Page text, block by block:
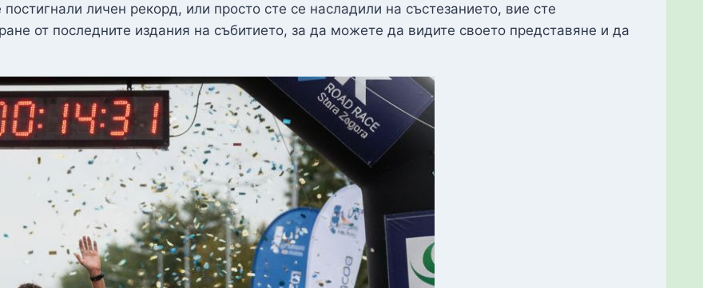
личен рекорд, или просто сте се насладили на състезанието, вие сте
от последните издания на събитието, за да можете да видите своето представяне и да